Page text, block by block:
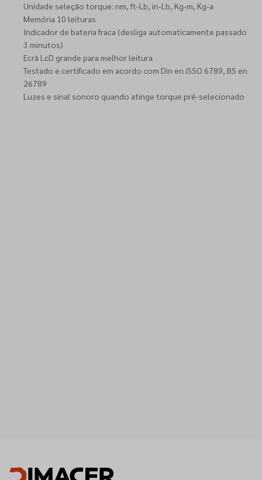
Unidade seleção torque: nm, ft-Lb, in-Lb, Kg-m, Kg-a
Memória 10 leituras
Indicador de bateria fraca (desliga automaticamente passado
3 minutos)
Ecrã LcD grande para melhor leitura
Testado e certificado em acordo com Din en iSSO 6789, BS en
26789
Luzes e sinal sonoro quando atinge torque pré-selecionado